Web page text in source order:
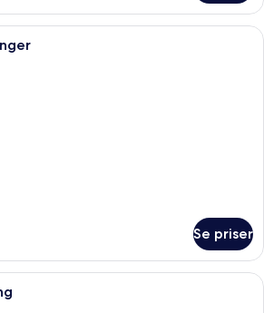
Sengetøy av topp kvalitet,
Se priser
Rom, 1 queensize-seng | Sengetøy